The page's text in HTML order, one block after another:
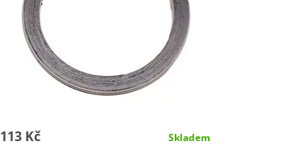
113 Kč Skladem